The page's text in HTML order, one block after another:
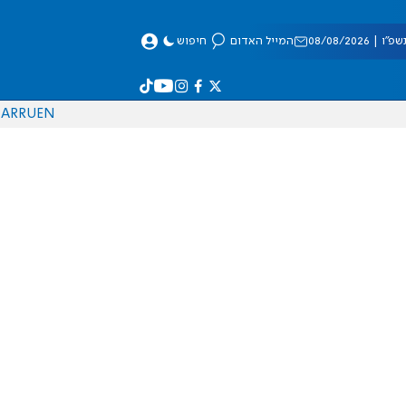
08/2026 המייל האדום חיפוש
EN
RU
AR